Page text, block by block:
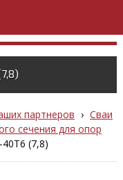
партнеров › Сваи
сечения для опор
(7,8)